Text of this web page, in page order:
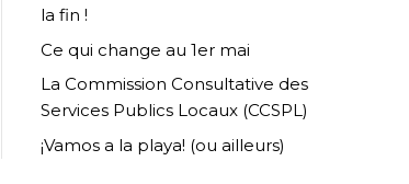
la fin !
Ce qui change au 1er mai
La Commission Consultative des
Services Publics Locaux (CCSPL)
¡Vamos a la playa! (ou ailleurs)